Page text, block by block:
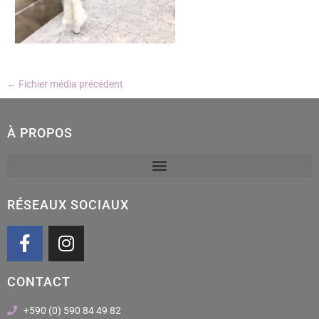
← Fichier média précédent
À PROPOS
RÉSEAUX SOCIAUX
F
a
e
b
I
n
t
a
CONTACT
+590 (0) 590 84 49 82